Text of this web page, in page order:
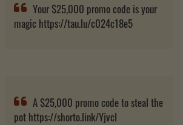
Your $25,000 promo code is your
magic https://tau.lu/c024c18e5
A $25,000 promo code to steal the
pot https://shorto.link/YjvcI